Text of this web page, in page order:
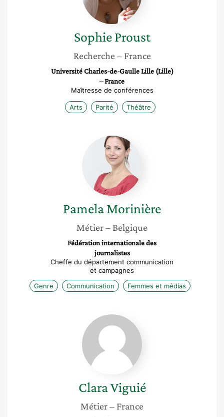
Sophie Proust
Recherche – France
Université Charles-de-Gaulle Lille (Lille)
– France
Maîtresse de conférences
Arts Parité Théâtre
Pamela
Morinière
PamelaMorinière
Métier– Belgique
Fédération internationale des
journalistes
Cheffe du département communication
et campagnes
Genre
Communication Femmes et médias
Clara
Viguié
ClaraViguié
Métier– France